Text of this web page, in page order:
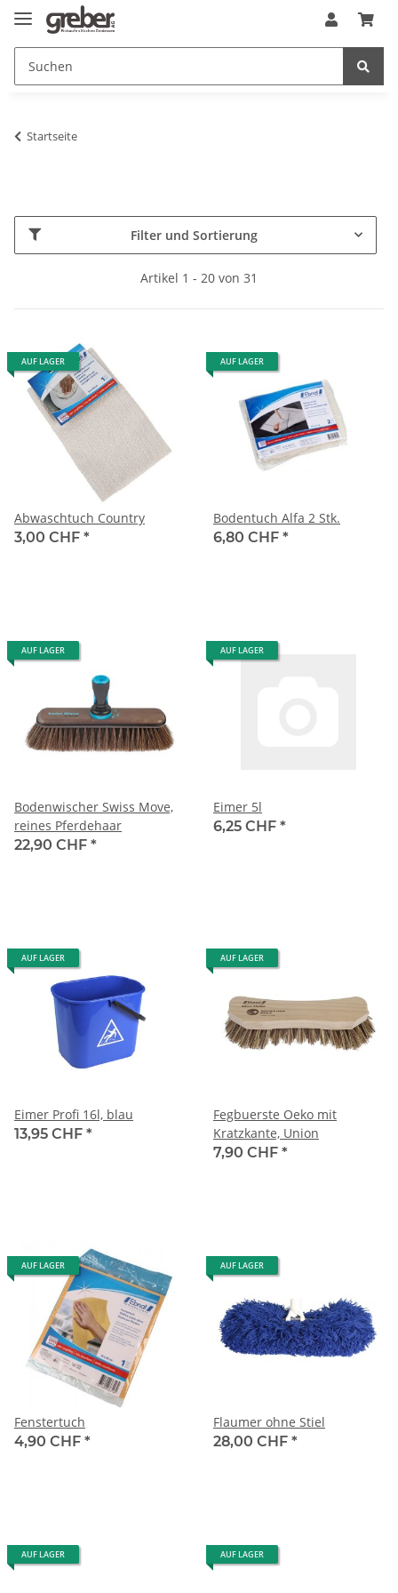
Startseite
Filter und Sortierung
Artikel 1 - 20 von 31
AUF LAGER
Abwaschtuch Country
3,00 CHF *
AUF LAGER
Bodentuch Alfa 2 Stk.
6,80 CHF *
AUF LAGER
Bodenwischer Swiss Move,
reines Pferdehaar
22,90 CHF *
AUF LAGER
Eimer 5l
6,25 CHF *
AUF LAGER
Eimer Profi 16l, blau
13,95 CHF *
AUF LAGER
Fegbuerste Oeko mit
Kratzkante, Union
7,90 CHF *
AUF LAGER
Fenstertuch
4,90 CHF *
AUF LAGER
Flaumer ohne Stiel
28,00 CHF *
AUF LAGER AUF LAGER